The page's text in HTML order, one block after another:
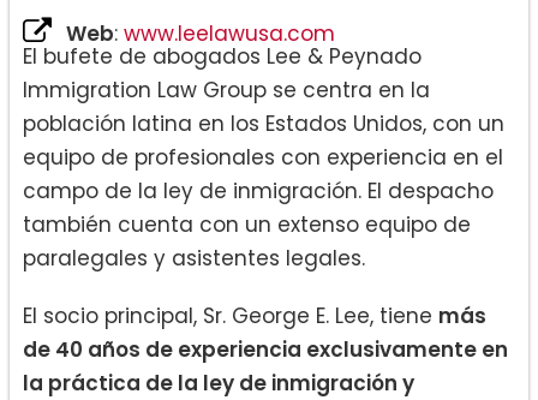
Web: www.leelawusa.com
El bufete de abogados Lee & Peynado
Immigration Law Group se centra en la
población latina en los Estados Unidos, con un
equipo de profesionales con experiencia en el
campo de la ley de inmigración. El despacho
también cuenta con un extenso equipo de
paralegales y asistentes legales.
El socio principal, Sr. George E. Lee, tiene más
de 40 años de experiencia exclusivamente en
la práctica de la ley de inmigración y